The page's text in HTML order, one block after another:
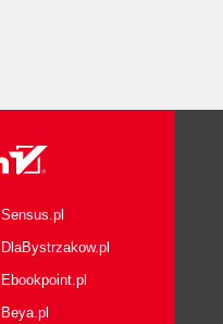
Sensus.pl
DlaBystrzakow.pl
Ebookpoint.pl
Beya.pl